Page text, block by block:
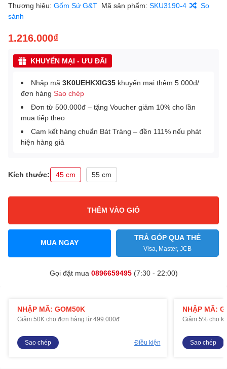
Thương hiệu: Gốm Sứ G&T Mã sản phẩm: SKU3190-4
So
sánh
1.216.000₫
KHUYẾN MẠI - ƯU ĐÃI
Nhập mã 3K0UEHKXIG35 khuyến mại thêm 5.000đ/
đơn hàng Sao chép
Đơn từ 500.000đ – tặng Voucher giảm 10% cho lần
mua tiếp theo
Cam kết hàng chuẩn Bát Tràng – đền 111% nếu phát
hiện hàng giả
Kích thước: 45 cm 55 cm
THÊM VÀO GIỎ
MUA NGAY
TRẢ GÓP QUA THẺ
Visa, Master, JCB
Gọi đặt mua 0896659495(7:30 - 22:00)
NHẬP MÃ: GOM50K
Giảm 50K cho đơn hàng từ 499.000đ
Sao chép Điều kiện
NHẬP MÃ:
Giảm 5% cho
Sao chép